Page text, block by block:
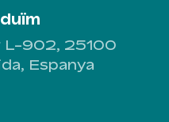
L-902, 25100
Espanya